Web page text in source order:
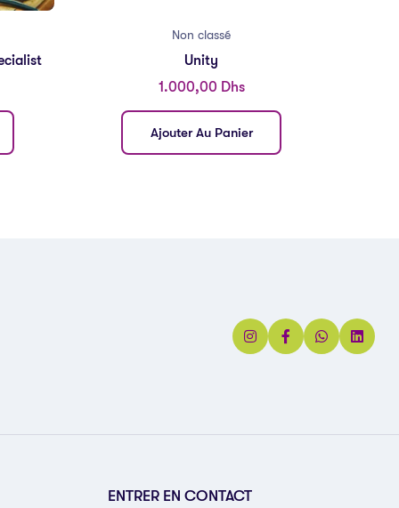
Non classé
Unity
1.000,00 Dhs
Ajouter Au Panier
ENTRER EN CONTACT